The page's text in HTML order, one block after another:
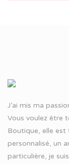
J’ai mis ma
Vous voulez être
Boutique, elle est
personnalisé, un
particulière, je